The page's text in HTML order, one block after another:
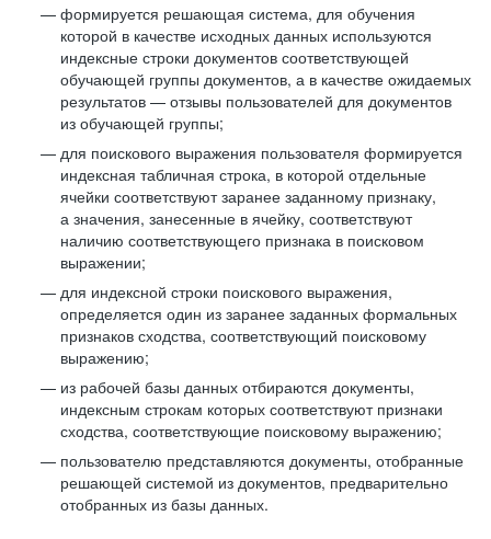
формируется решающая система, для обучения
которой в качестве исходных данных используются
индексные строки документов соответствующей
обучающей группы документов, а в качестве ожидаемых
результатов — отзывы пользователей для документов
из обучающей группы;
для поискового выражения пользователя формируется
индексная табличная строка, в которой отдельные
ячейки соответствуют заранее заданному признаку,
а значения, занесенные в ячейку, соответствуют
наличию соответствующего признака в поисковом
выражении;
для индексной строки поискового выражения,
определяется один из заранее заданных формальных
признаков сходства, соответствующий поисковому
выражению;
из рабочей базы данных отбираются документы,
индексным строкам которых соответствуют признаки
сходства, соответствующие поисковому выражению;
пользователю представляются документы, отобранные
решающей системой из документов, предварительно
отобранных из базы данных.